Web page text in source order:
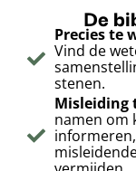
De
Precies te
Vind de
stenen.
Misleiding
namen om